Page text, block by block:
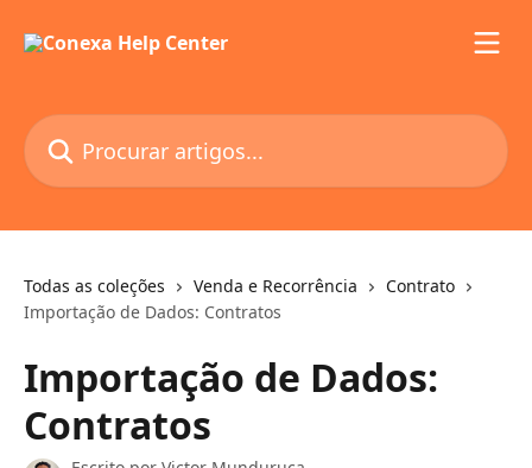
Procurar artigos...
Todas as coleções Venda e Recorrência
Contrato
Importação de Dados: Contratos
Importação de Dados:
Contratos